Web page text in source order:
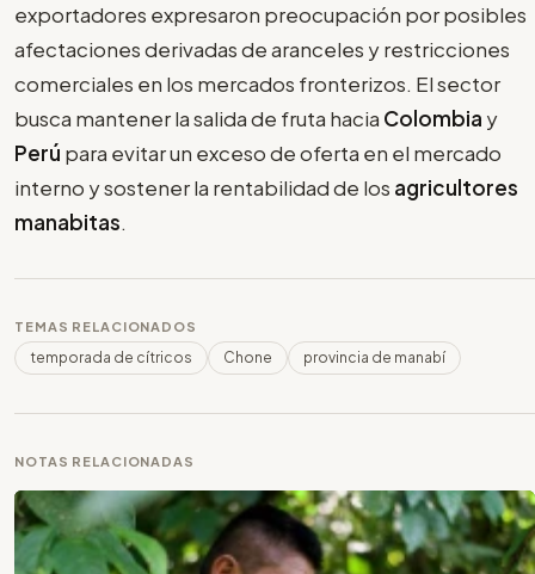
exportadores expresaron preocupación por posibles
afectaciones derivadas de aranceles y restricciones
comerciales en los mercados fronterizos. El sector
busca mantener la salida de fruta hacia Colombia y
Perú para evitar un exceso de oferta en el mercado
interno y sostener la rentabilidad de los agricultores
manabitas.
TEMAS RELACIONADOS
temporada de cítricos Chone provincia de manabí
NOTAS RELACIONADAS